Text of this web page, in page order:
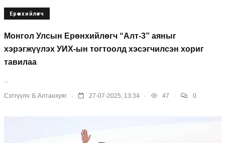
Ерөнхийлөгч
Монгол Улсын Ерөнхийлөгч “Алт-3” аяныг
хэрэгжүүлэх УИХ-ын тогтоолд хэсэгчилсэн хориг
тавилаа
Сэтгүүлч: Б.Алтанхуяг . 27-07-2025, 13:34 . 47 . 0